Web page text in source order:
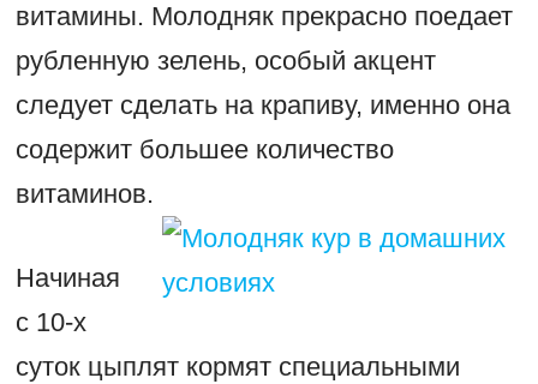
витамины. Молодняк прекрасно поедает
рубленную зелень, особый акцент
следует сделать на крапиву, именно она
содержит большее количество
витаминов.
Начиная
с 10-х
суток цыплят кормят специальными